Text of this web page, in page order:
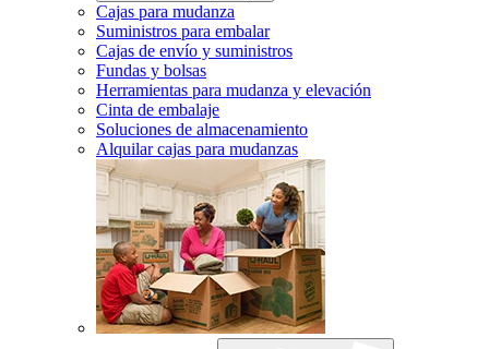
Cajas para mudanza
Suministros para embalar
Cajas de envío y suministros
Fundas y bolsas
Herramientas para mudanza y elevación
Cinta de embalaje
Soluciones de almacenamiento
Alquilar cajas para mudanzas